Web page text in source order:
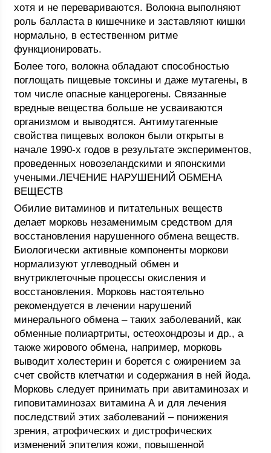
хотя и не перевариваются. Волокна выполняют
роль балласта в кишечнике и заставляют кишки
нормально, в естественном ритме
функционировать.
Более того, волокна обладают способностью
поглощать пищевые токсины и даже мутагены, в
том числе опасные канцерогены. Связанные
вредные вещества больше не усваиваются
организмом и выводятся. Антимутагенные
свойства пищевых волокон были открыты в
начале 1990-х годов в результате экспериментов,
проведенных новозеландскими и японскими
учеными.ЛЕЧЕНИЕ НАРУШЕНИЙ ОБМЕНА
ВЕЩЕСТВ
Обилие витаминов и питательных веществ
делает морковь незаменимым средством для
восстановления нарушенного обмена веществ.
Биологически активные компоненты моркови
нормализуют углеводный обмен и
внутриклеточные процессы окисления и
восстановления. Морковь настоятельно
рекомендуется в лечении нарушений
минерального обмена – таких заболеваний, как
обменные полиартриты, остеохондрозы и др., а
также жирового обмена, например, морковь
выводит холестерин и борется с ожирением за
счет свойств клетчатки и содержания в ней йода.
Морковь следует принимать при авитаминозах и
гиповитаминозах витамина А и для лечения
последствий этих заболеваний – понижения
зрения, атрофических и дистрофических
изменений эпителия кожи, повышенной